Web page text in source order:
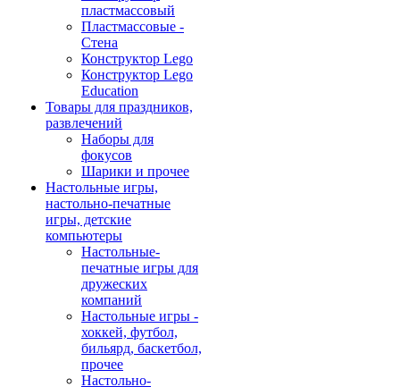
пластмассовый
Пластмассовые -
Стена
Конструктор Lego
Конструктор Lego
Education
Товары для праздников,
развлечений
Наборы для
фокусов
Шарики и прочее
Настольные игры,
настольно-печатные
игры, детские
компьютеры
Настольные-
печатные игры для
дружеских
компаний
Настольные игры -
хоккей, футбол,
бильярд, баскетбол,
прочее
Настольно-